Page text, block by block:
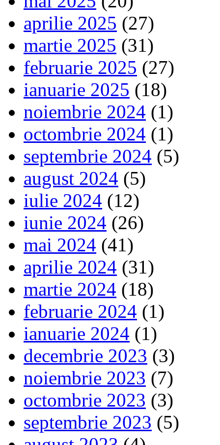
aprilie 2025 (27)
martie 2025 (31)
februarie 2025 (27)
ianuarie 2025 (18)
noiembrie 2024 (1)
octombrie 2024 (1)
septembrie 2024 (5)
august 2024 (5)
iulie 2024 (12)
iunie 2024 (26)
mai 2024 (41)
aprilie 2024 (31)
martie 2024 (18)
februarie 2024 (1)
ianuarie 2024 (1)
decembrie 2023 (3)
noiembrie 2023 (7)
octombrie 2023 (3)
septembrie 2023 (5)